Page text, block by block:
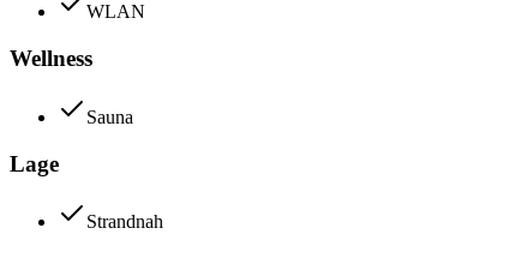
WLAN
Wellness
Sauna
Lage
Strandnah